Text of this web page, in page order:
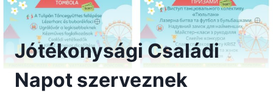
Jótékonysági Családi
Napot szerveznek